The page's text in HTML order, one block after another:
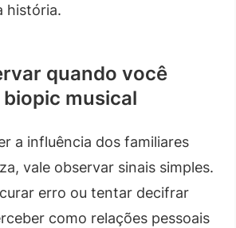
história.
quando você
musical
a influência dos familiares
vale observar sinais simples.
erro ou tentar decifrar
como relações pessoais